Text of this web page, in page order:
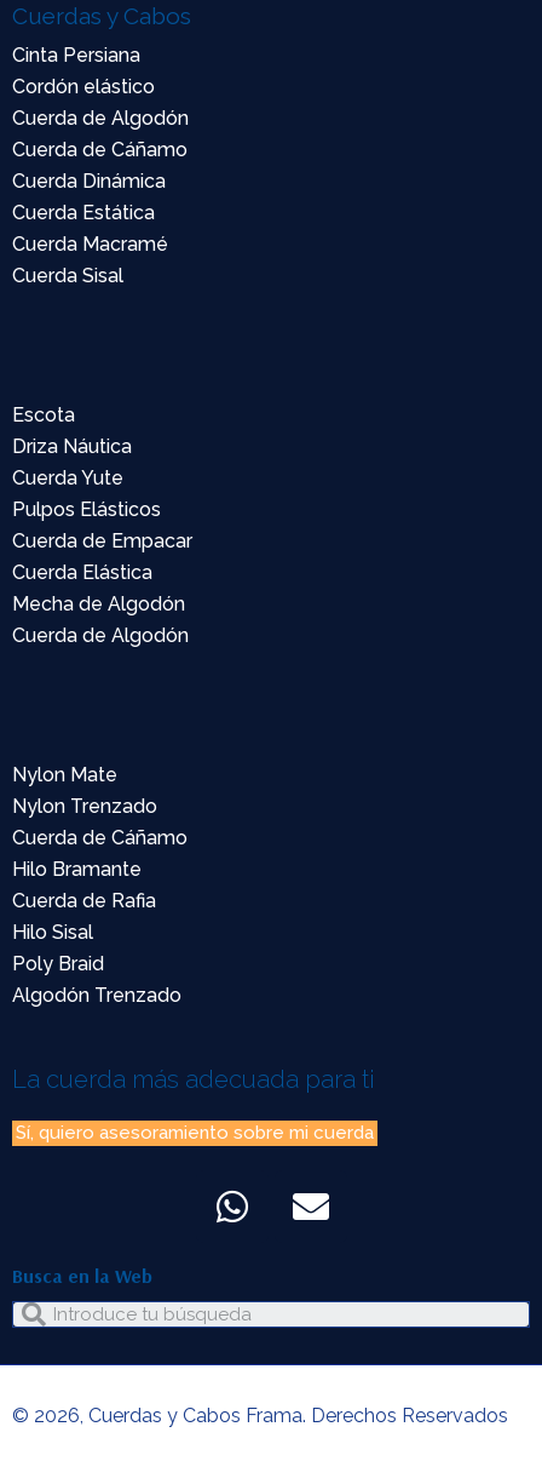
Cuerdas y Cabos
Cinta Persiana
Cordón elástico
Cuerda de Algodón
Cuerda de Cáñamo
Cuerda Dinámica
Cuerda Estática
Cuerda Macramé
Cuerda Sisal
Escota
Driza Náutica
Cuerda Yute
Pulpos Elásticos
Cuerda de Empacar
Cuerda Elástica
Mecha de Algodón
Cuerda de Algodón
Nylon Mate
Nylon Trenzado
Cuerda de Cáñamo
Hilo Bramante
Cuerda de Rafia
Hilo Sisal
Poly Braid
Algodón Trenzado
La cuerda más adecuada para ti
Sí, quiero asesoramiento sobre mi cuerda
Busca en la Web
© 2026, Cuerdas y Cabos Frama. Derechos Reservados